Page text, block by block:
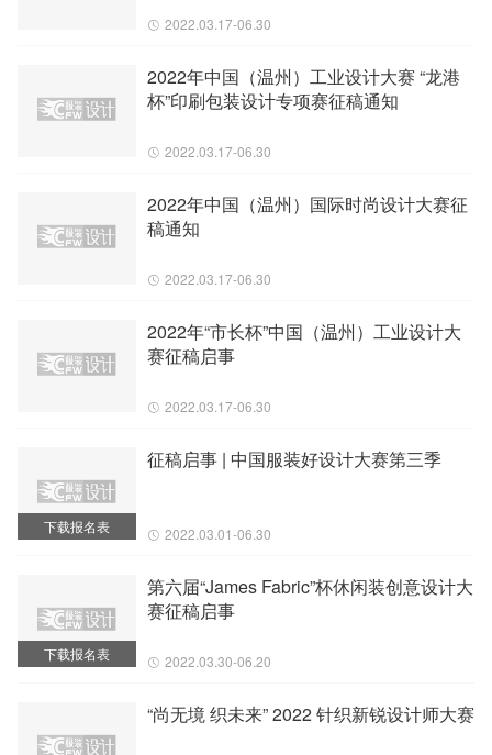
2022.03.17-06.30
2022年中国（温州）工业设计大赛 “龙港
杯”印刷包装设计专项赛征稿通知
2022.03.17-06.30
2022年中国（温州）国际时尚设计大赛征
稿通知
2022.03.17-06.30
2022年“市长杯”中国（温州）工业设计大
赛征稿启事
2022.03.17-06.30
下载报名表
征稿启事 | 中国服装好设计大赛第三季
2022.03.01-06.30
下载报名表
第六届“James Fabric”杯休闲装创意设计大
赛征稿启事
2022.03.30-06.20
“尚无境 织未来” 2022 针织新锐设计师大赛